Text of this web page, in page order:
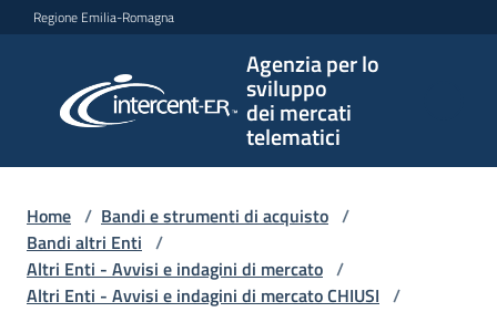
Vai al contenuto
Vai alla navigazione
Vai al footer
Regione Emilia-Romagna
Agenzia per lo
sviluppo
dei mercati
telematici
per lo
sviluppo
telematici
Home / Bandi e strumenti di acquisto /
Bandi altri Enti /
Altri Enti - Avvisi e indagini di mercato /
Altri Enti - Avvisi e indagini di mercato CHIUSI /